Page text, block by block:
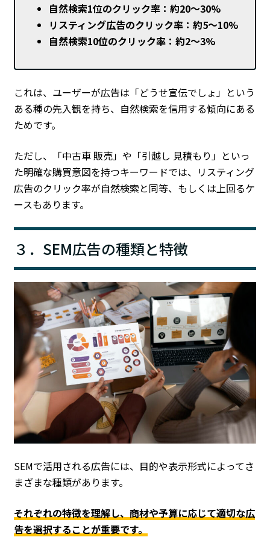
自然検索1位のクリック率：約20〜30%
リスティング広告のクリック率：約5〜10%
自然検索10位のクリック率：約2〜3%
これは、ユーザーが広告は「どうせ宣伝でしょ」という
ある種の先入観を持ち、自然検索を信用する傾向にある
ためです。
ただし、「中古車 販売」や「引越し 見積もり」といっ
た明確な購買意図を持つキーワードでは、リスティング
広告のクリック率が自然検索と同等、もしくは上回るケ
ースもあります。
３．SEM広告の種類と特徴
SEMで活用される広告には、目的や表示形式によってさ
まざまな種類があります。
それぞれの特徴を理解し、商材や予算に応じて適切な広
告を選択することが重要です。